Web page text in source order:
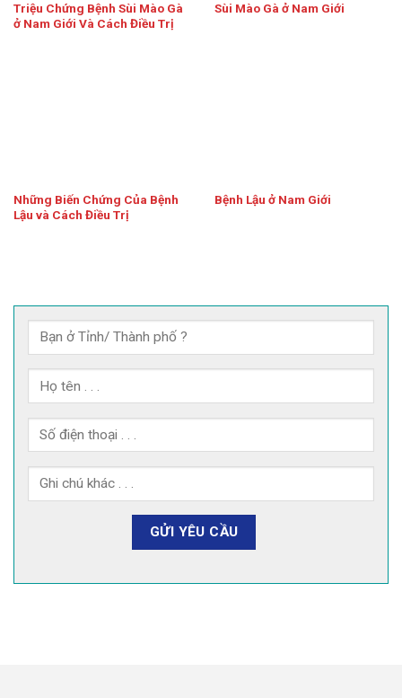
Triệu Chứng Bệnh Sùi Mào Gà
ở Nam Giới Và Cách Điều Trị
Sùi Mào Gà ở Nam Giới
Những Biến Chứng Của Bệnh
Lậu và Cách Điều Trị
Bệnh Lậu ở Nam Giới